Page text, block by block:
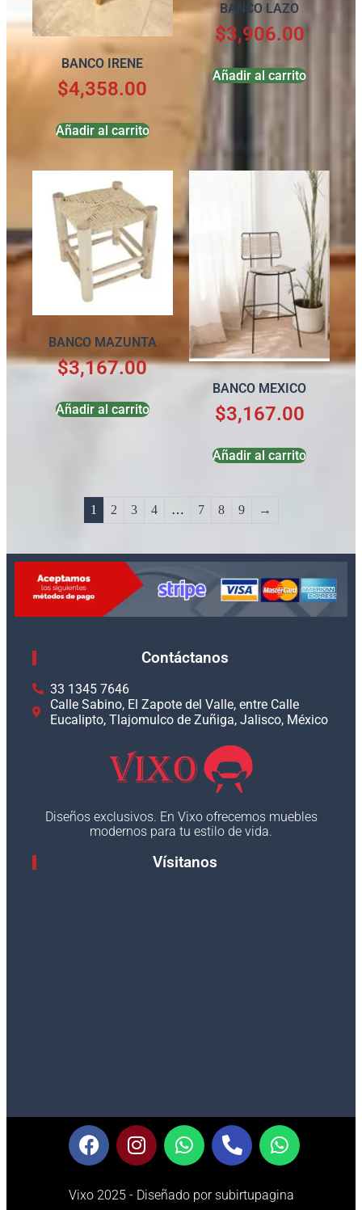
BANCO IRENE
$4,358.00
Añadir al carrito
BANCO LAZO
$3,906.00
Añadir al carrito
BANCO MAZUNTA
$3,167.00
Añadir al carrito
BANCO MEXICO
$3,167.00
Añadir al carrito
1 2 3 4 … 7 8 9 →
Contáctanos
33 1345 7646
Calle Sabino, El Zapote del Valle, entre Calle
Eucalipto, Tlajomulco de Zuñiga, Jalisco, México
Diseños exclusivos. En Vixo ofrecemos muebles
modernos para tu estilo de vida.
Vísitanos
Vixo 2025 - Diseñado por subirtupagina